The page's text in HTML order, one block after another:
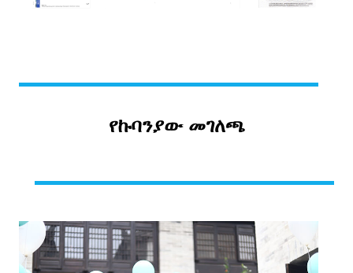
የኩባንያው መገለጫ